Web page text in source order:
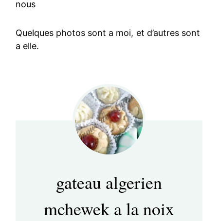
nous
Quelques photos sont a moi, et d’autres sont
a elle.
gateau algerien
mchewek a la noix